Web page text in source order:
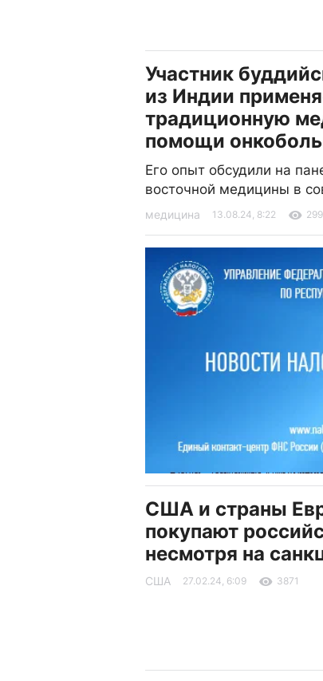
Участник
из Индии
традиционную
помощи
Его опыт обсудили на
восточной медицины в
медицина 13.08.24, 8:22
США и страны
покупают
несмотря на
США 27.02.24, 6:09 3871